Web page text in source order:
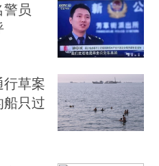
员
草案
只过